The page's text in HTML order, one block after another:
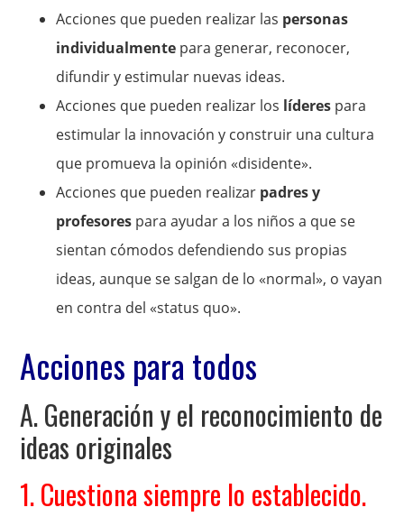
Acciones que pueden realizar las personas
individualmente para generar, reconocer,
difundir y estimular nuevas ideas.
Acciones que pueden realizar los líderes para
estimular la innovación y construir una cultura
que promueva la opinión «disidente».
Acciones que pueden realizar padres y
profesores para ayudar a los niños a que se
sientan cómodos defendiendo sus propias
ideas, aunque se salgan de lo «normal», o vayan
en contra del «status quo».
Acciones para todos
A. Generación y el reconocimiento de
ideas originales
1. Cuestiona siempre lo establecido.